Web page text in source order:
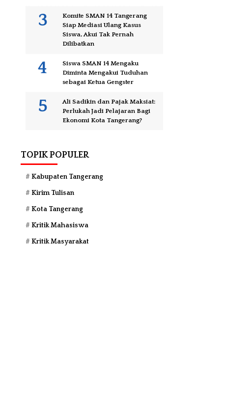
Komite SMAN 14 Tangerang
Siap Mediasi Ulang Kasus
Siswa, Akui Tak Pernah
Dilibatkan
Siswa SMAN 14 Mengaku
Diminta Mengakui Tuduhan
sebagai Ketua Gengster
Ali Sadikin dan Pajak Maksiat:
Perlukah Jadi Pelajaran Bagi
Ekonomi Kota Tangerang?
TOPIK POPULER
Kabupaten Tangerang
Kirim Tulisan
Kota Tangerang
Kritik Mahasiswa
Kritik Masyarakat